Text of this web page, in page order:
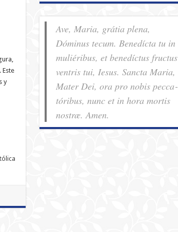
y
Ave, Maria, grátia plena,
Dóminus tecum. Benedícta tu in
muliéribus, et benedíctus fructus
ventris tui, Iesus. Sancta Maria,
Mater Dei, ora pro nobis pec­ca­
tóribus, nunc et in hora mortis
nostræ. Amen.